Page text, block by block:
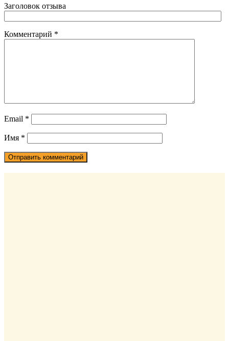
Заголовок отзыва
Комментарий *
Email *
Имя *